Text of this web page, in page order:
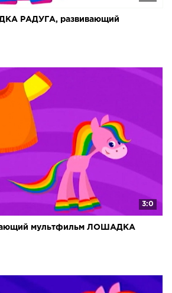
РАДУГА, развивающий
3:0
мультфильм ЛОШАДКА